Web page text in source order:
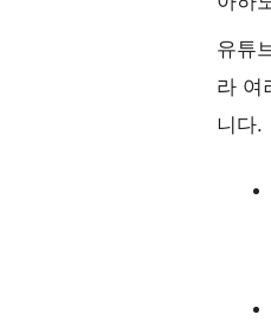
유튜
라 여
니다.